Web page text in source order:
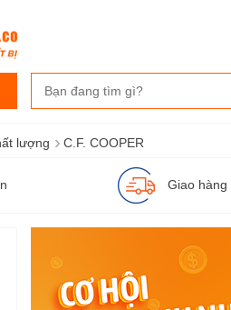
lượng › C.F. COOPER
Giao